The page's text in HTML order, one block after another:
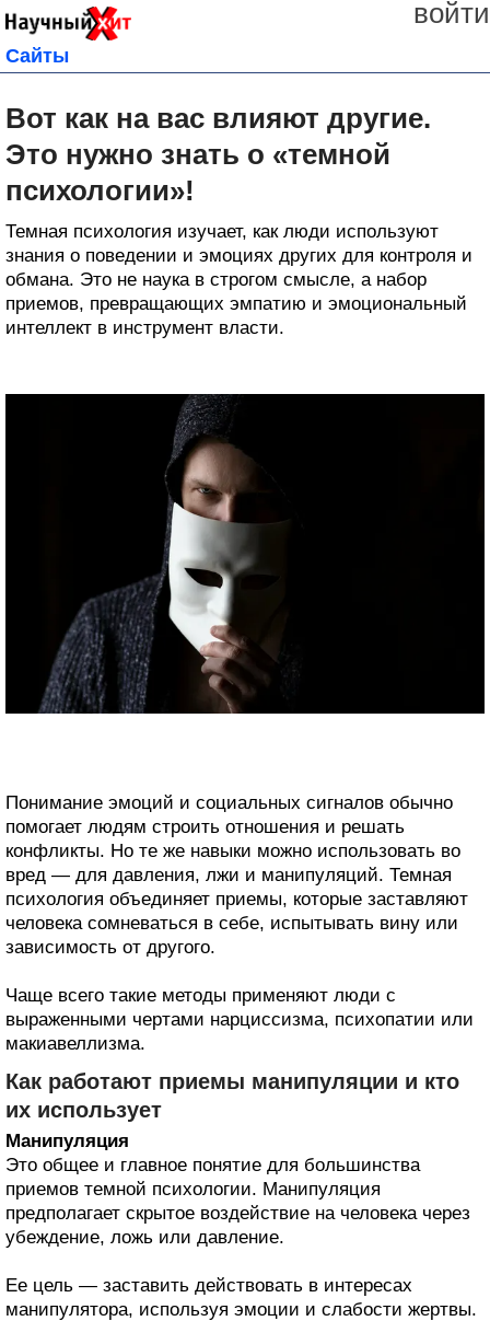
войти
Сайты
Вот как на вас влияют другие.
Это нужно знать о «темной
психологии»!
Темная психология изучает, как люди используют
знания о поведении и эмоциях других для контроля и
обмана. Это не наука в строгом смысле, а набор
приемов, превращающих эмпатию и эмоциональный
интеллект в инструмент власти.
Понимание эмоций и социальных сигналов обычно
помогает людям строить отношения и решать
конфликты. Но те же навыки можно использовать во
вред — для давления, лжи и манипуляций. Темная
психология объединяет приемы, которые заставляют
человека сомневаться в себе, испытывать вину или
зависимость от другого.
Чаще всего такие методы применяют люди с
выраженными чертами нарциссизма, психопатии или
макиавеллизма.
Как работают приемы манипуляции и кто
их использует
Манипуляция
Это общее и главное понятие для большинства
приемов темной психологии. Манипуляция
предполагает скрытое воздействие на человека через
убеждение, ложь или давление.
Ее цель — заставить действовать в интересах
манипулятора, используя эмоции и слабости жертвы.